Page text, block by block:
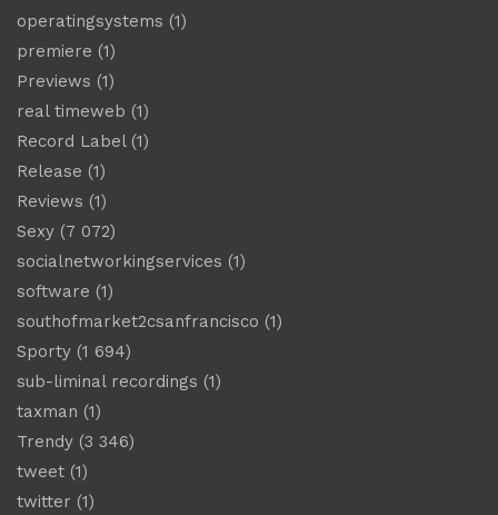
operatingsystems (1)
premiere (1)
Previews (1)
real timeweb (1)
Record Label(1)
Release (1)
Reviews (1)
Sexy (7 072)
socialnetworkingservices (1)
software (1)
southofmarket2csanfrancisco (1)
Sporty (1 694)
sub-liminal recordings (1)
taxman (1)
Trendy (3 346)
tweet (1)
twitter (1)